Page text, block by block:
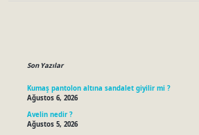
Son Yazılar
Kumaş pantolon altına sandalet giyilir mi ?
Ağustos 6, 2026
Avelin nedir ?
Ağustos 5, 2026